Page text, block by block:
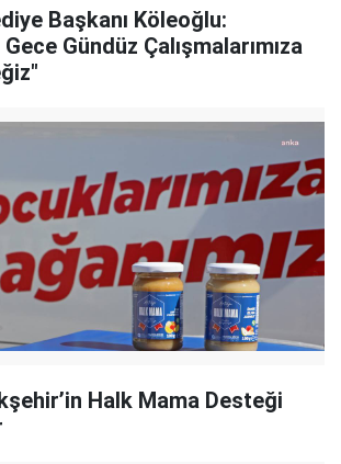
Başkanı Köleoğlu:
Gündüz Çalışmalarımıza
Halk Mama Desteği